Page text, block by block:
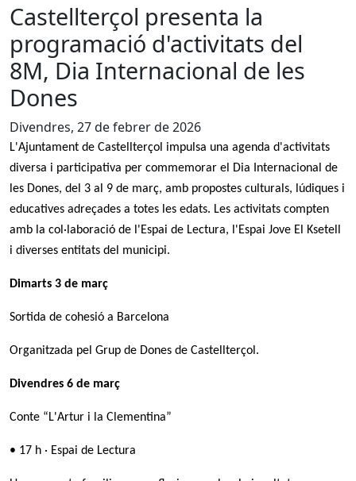
Castellterçol presenta la
programació d'activitats del
8M, Dia Internacional de les
Dones
Divendres, 27 de febrer de 2026
L'Ajuntament de Castellterçol impulsa una agenda d'activitats
diversa i participativa per commemorar el Dia Internacional de
les Dones, del 3 al 9 de març, amb propostes culturals, lúdiques i
educatives adreçades a totes les edats. Les activitats compten
amb la col·laboració de l'Espai de Lectura, l'Espai Jove El Ksetell
i diverses entitats del municipi.
Dimarts 3 de març
Sortida de cohesió a Barcelona
Organitzada pel Grup de Dones de Castellterçol.
Divendres 6 de març
Conte “L'Artur i la Clementina”
• 17 h · Espai de Lectura